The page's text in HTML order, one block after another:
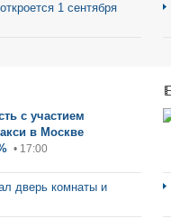
1 сентября
с участием
в Москве
• 17:00
дверь комнаты и